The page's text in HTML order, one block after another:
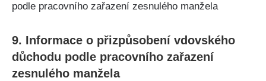
9. Informace o přizpůsobení vdovského
důchodu podle pracovního zařazení
zesnulého manžela